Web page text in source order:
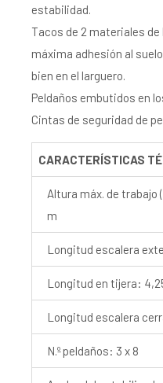
estabilidad.
Tacos de 2 materiales de
máxima adhesión al
bien en el larguero.
Peldaños embutidos en
Cintas de seguridad de
CARACTERÍSTICAS
Altura máx. de
m
Longitud escalera
Longitud en tijera:
Longitud escalera
N.º peldaños: 3 x 8